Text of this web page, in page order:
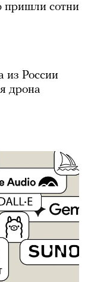
пришли сотни
из России
дрона